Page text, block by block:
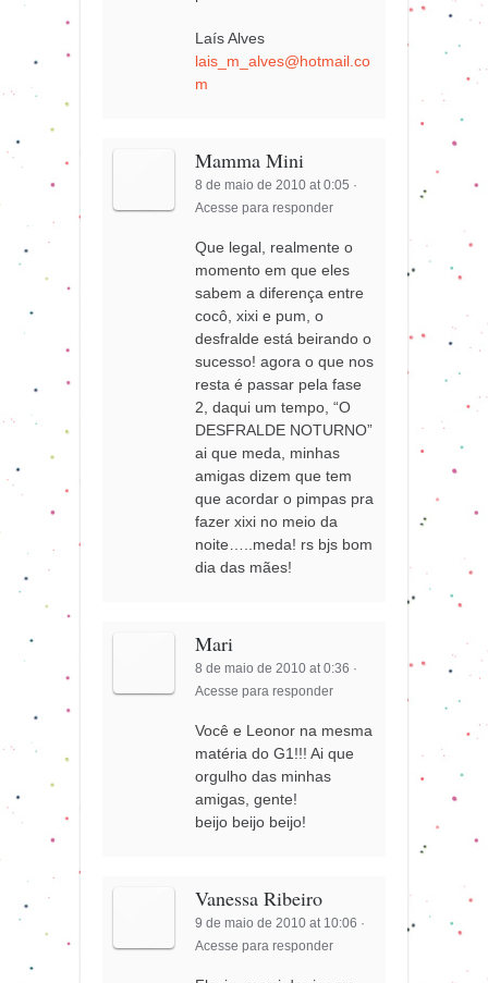
Laís Alves
lais_m_alves@hotmail.co
m
Mamma Mini
8 de maio de 2010 at 0:05 ·
Acesse para responder
Que legal, realmente o
momento em que eles
sabem a diferença entre
cocô, xixi e pum, o
desfralde está beirando o
sucesso! agora o que nos
resta é passar pela fase
2, daqui um tempo, “O
DESFRALDE NOTURNO”
ai que meda, minhas
amigas dizem que tem
que acordar o pimpas pra
fazer xixi no meio da
noite…..meda! rs bjs bom
dia das mães!
Mari
8 de maio de 2010 at 0:36 ·
Acesse para responder
Você e Leonor na mesma
matéria do G1!!! Ai que
orgulho das minhas
amigas, gente!
beijo beijo beijo!
Vanessa Ribeiro
9 de maio de 2010 at 10:06 ·
Acesse para responder